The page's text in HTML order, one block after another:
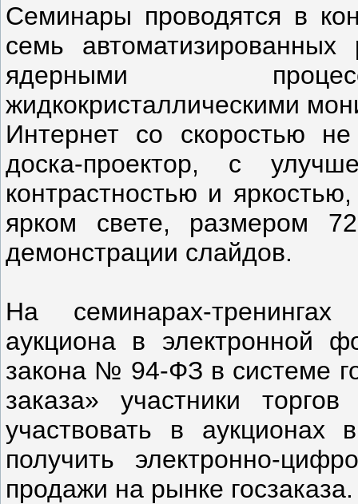
Семинары проводятся в
семь
ядерными
жидкокристаллическими
Интернет со скоростью
доска-проектор, с
контрастностью и
ярком свете, размером
демонстрации слайдов.
На семинарах-
аукциона в электронной
закона № 94-ФЗ в системе
заказа» участники
участвовать в
получить электронно-
продажи на рынке госзаказа.